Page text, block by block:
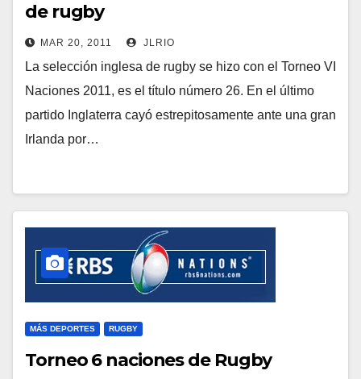
de rugby
MAR 20, 2011 JLRIO
La selección inglesa de rugby se hizo con el Torneo VI
Naciones 2011, es el título número 26. En el último
partido Inglaterra cayó estrepitosamente ante una gran
Irlanda por…
MÁS DEPORTES RUGBY
Torneo 6 naciones de Rugby